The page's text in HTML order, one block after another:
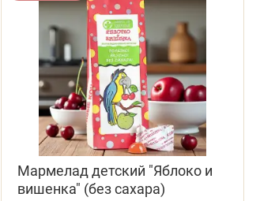
Мармелад детский "Яблоко и
вишенка" (без сахара)